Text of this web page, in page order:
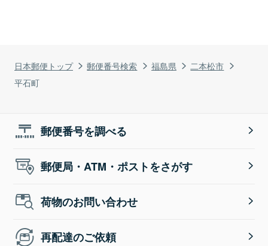
日本郵便トップ 郵便番号検索 福島県
二本松市
平石町
郵便番号を調べる
郵便局・ATM・ポストをさがす
荷物のお問い合わせ
再配達のご依頼